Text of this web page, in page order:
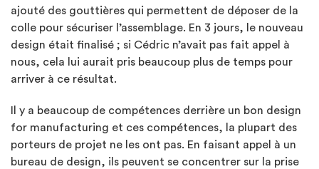
ajouté des gouttières qui permettent de déposer de la
colle pour sécuriser l’assemblage. En 3 jours, le nouveau
design était finalisé ; si Cédric n’avait pas fait appel à
nous, cela lui aurait pris beaucoup plus de temps pour
arriver à ce résultat.
Il y a beaucoup de compétences derrière un bon design
for manufacturing et ces compétences, la plupart des
porteurs de projet ne les ont pas. En faisant appel à un
bureau de design, ils peuvent se concentrer sur la prise